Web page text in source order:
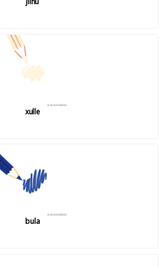
xulle
bula